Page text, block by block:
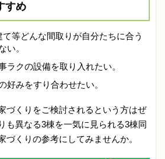
すめ
等どんな間取りが自分たちに合う
い。
ラクの設備を取り入れたい。
好みをすり合わせたい。
づくりをご検討されるという方はぜ
も異なる3棟を一気に見られる3棟同
づくりの参考にしてみませんか。